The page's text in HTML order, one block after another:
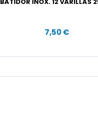
BATIDOR INOX. 12 VARILLAS
7,50 €